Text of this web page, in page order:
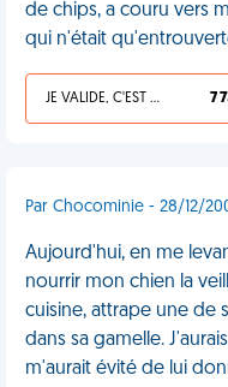
de chips, a couru vers
qui n'était
JE VALIDE, C'EST UNE VDM 7
Par Chocominie - 28/12/
Aujourd'hui, en me
nourrir mon chien la
cuisine, attrape une de
dans sa gamelle.
m'aurait évité de lui